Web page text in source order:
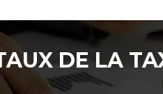
DE LA